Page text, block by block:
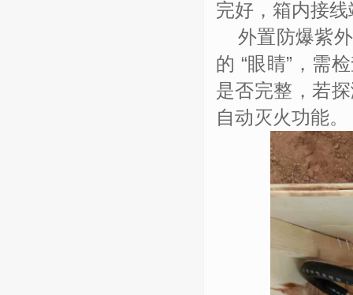
完好，箱内接
外置防爆紫
的 “眼睛” ，需
是否完整，若
自动灭火功能。